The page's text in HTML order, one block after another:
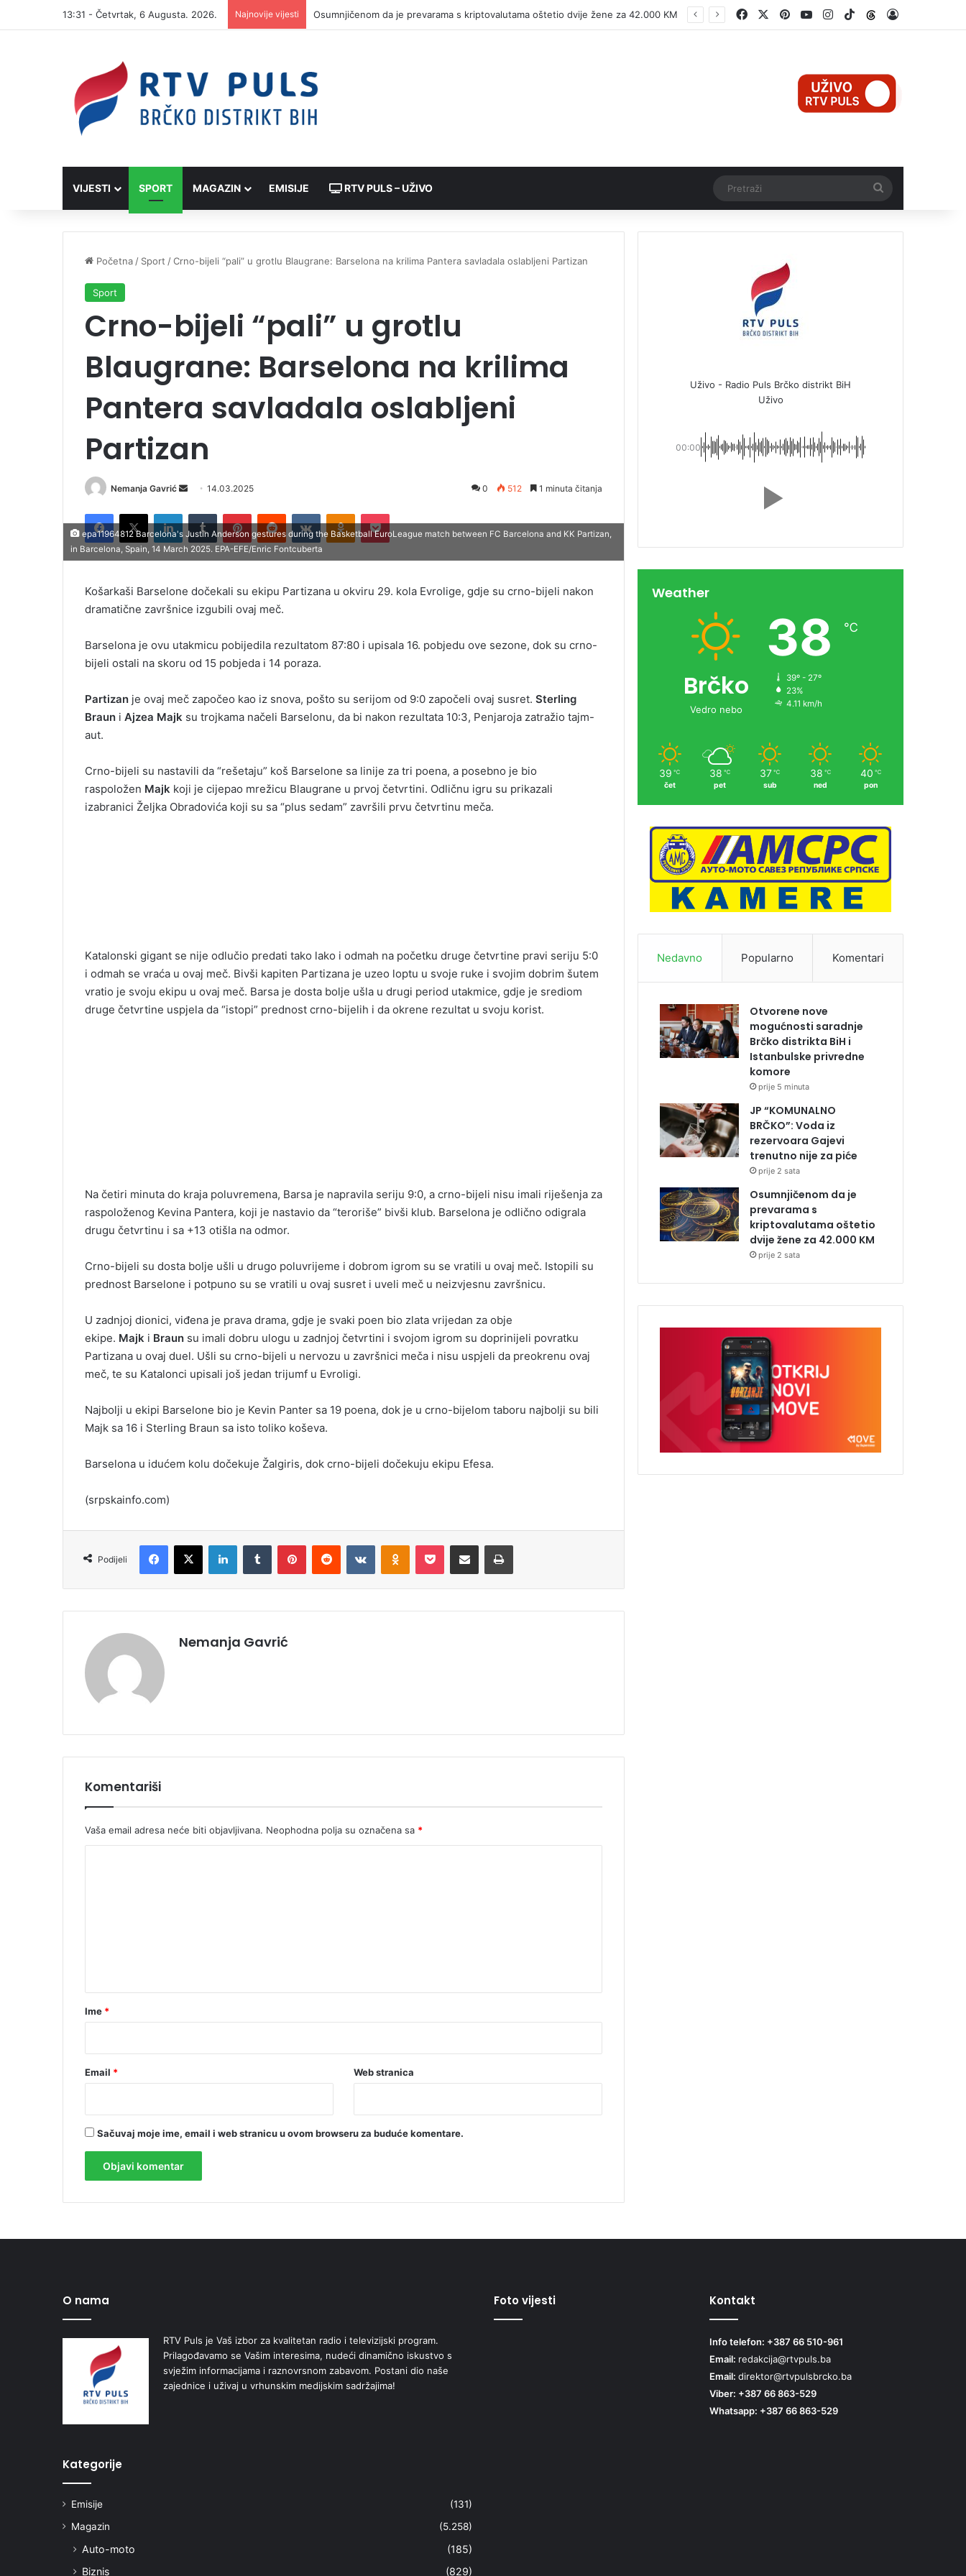
13:31 - Četvrtak, 6 Augusta. 2026. Najnovije vijesti JP KOMUNALNO BRČKO: RADOVI NA IZVORIŠTU ŠTREPCI – KORAK KA STABILNIJEM I KVALITETNIJEM VODOSNABDIJEVANJU FacebookPinterestYouTubeInstagram
TikTokThreads
VIJESTI SPORT MAGAZIN EMISIJE RTV PULS – UŽIVO
Početna / Sport /Crno-bijeli “pali” u grotlu Blaugrane: Barselona na krilima Pantera savladala oslabljeni Partizan
Sport
Crno-bijeli “pali” u grotlu
Blaugrane: Barselona na krilima
Pantera savladala oslabljeni
Partizan
Nemanja Gavrić
n
d
e
m
i
l
14.03.2025 0 512 1 minuta čitanja
epa11964812 Barcelona's Justin Anderson gestures during the Basketball EuroLeague match between FC Barcelona and KK Partizan,
in Barcelona, Spain, 14 March 2025. EPA-EFE/Enric Fontcuberta
Košarkaši Barselone dočekali su ekipu Partizana u okviru 29. kola Evrolige, gdje su crno-bijeli nakon
dramatične završnice izgubili ovaj meč.
Barselona je ovu utakmicu pobijedila rezultatom 87:80 i upisala 16. pobjedu ove sezone, dok su crno-
bijeli ostali na skoru od 15 pobjeda i 14 poraza.
Partizan je ovaj meč započeo kao iz snova, pošto su serijom od 9:0 započeli ovaj susret. Sterling
Braun i Ajzea Majk su trojkama načeli Barselonu, da bi nakon rezultata 10:3, Penjaroja zatražio tajm-
aut.
Crno-bijeli su nastavili da “rešetaju” koš Barselone sa linije za tri poena, a posebno je bio
raspoložen Majk koji je cijepao mrežicu Blaugrane u prvoj četvrtini. Odličnu igru su prikazali
izabranici Željka Obradovića koji su sa “plus sedam” završili prvu četvrtinu meča.
Katalonski gigant se nije odlučio predati tako lako i odmah na početku druge četvrtine pravi seriju 5:0
i odmah se vraća u ovaj meč. Bivši kapiten Partizana je uzeo loptu u svoje ruke i svojim dobrim šutem
vratio je svoju ekipu u ovaj meč. Barsa je dosta bolje ušla u drugi period utakmice, gdje je srediom
druge četvrtine uspjela da “istopi” prednost crno-bijelih i da okrene rezultat u svoju korist.
Na četiri minuta do kraja poluvremena, Barsa je napravila seriju 9:0, a crno-bijeli nisu imali riješenja za
raspoloženog Kevina Pantera, koji je nastavio da “teroriše” bivši klub. Barselona je odlično odigrala
drugu četvrtinu i sa +13 otišla na odmor.
Crno-bijeli su dosta bolje ušli u drugo poluvrijeme i dobrom igrom su se vratili u ovaj meč. Istopili su
prednost Barselone i potpuno su se vratili u ovaj susret i uveli meč u neizvjesnu završnicu.
U zadnjoj dionici, viđena je prava drama, gdje je svaki poen bio zlata vrijedan za obje
ekipe. Majk i Braun su imali dobru ulogu u zadnjoj četvrtini i svojom igrom su doprinijeli povratku
Partizana u ovaj duel. Ušli su crno-bijeli u nervozu u završnici meča i nisu uspjeli da preokrenu ovaj
meč, te su Katalonci upisali još jedan trijumf u Evroligi.
Najbolji u ekipi Barselone bio je Kevin Panter sa 19 poena, dok je u crno-bijelom taboru najbolji su bili
Majk sa 16 i Sterling Braun sa isto toliko koševa.
Barselona u idućem kolu dočekuje Žalgiris, dok crno-bijeli dočekuju ekipu Efesa.
(srpskainfo.com)
Podijeli
Nemanja Gavrić
Komentariši
Vaša email adresa neće biti objavljivana. Neophodna polja su označena sa *
r
Ime *
Email * Web stranica
Sačuvaj moje ime, email i web stranicu u ovom browseru za buduće komentare.
Uživo - Radio Puls Brčko distrikt BiH
Uživo
00:00
Weather
Brčko
Vedro nebo
38 ℃
39º - 27º
23%
4.11 km/h
39 ℃
čet
38 ℃
pet
37 ℃
sub
38 ℃
ned
40 ℃
pon
Nedavno Popularno Komentari
Otvorene nove
mogućnosti saradnje
Brčko distrikta BiH i
Istanbulske privredne
komore
prije 5 minuta
JP “KOMUNALNO
BRČKO”: Voda iz
rezervoara Gajevi
trenutno nije za piće
prije 2 sata
Osumnjičenom da je
prevarama s
kriptovalutama oštetio
dvije žene za 42.000 KM
prije 2 sata
O nama
RTV Puls je Vaš izbor za kvalitetan radio i televizijski program.
Prilagođavamo se Vašim interesima, nudeći dinamično iskustvo s
svježim informacijama i raznovrsnom zabavom. Postani dio naše
zajednice i uživaj u vrhunskim medijskim sadržajima!
Kategorije
Emisije
(131)
Magazin
(5.258)
Auto-moto
(185)
Biznis
(829)
Foto vijesti Kontakt
Info telefon: +387 66 510-961
Email: redakcija@rtvpuls.ba
Email: direktor@rtvpulsbrcko.ba
Viber: +387 66 863-529
Whatsapp: +387 66 863-529